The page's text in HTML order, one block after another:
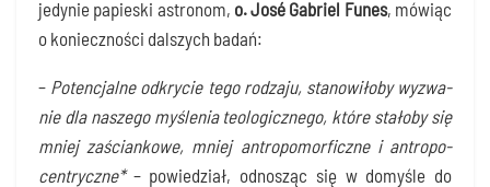
jedy­nie papie­ski astro­nom, o. José Gabriel Funes, mówiąc
o koniecz­no­ści dal­szych badań:
– Poten­cjal­ne odkry­cie tego rodza­ju, sta­no­wi­ło­by wyzwa­
nie dla nasze­go myśle­nia teo­lo­gicz­ne­go, któ­re sta­ło­by się
mniej zaścian­ko­we, mniej antro­po­mor­ficz­ne i antro­po­
cen­trycz­ne*– powie­dział, odno­sząc się w domy­śle do